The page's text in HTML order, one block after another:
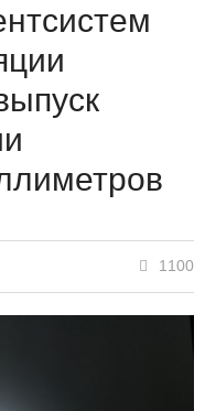
1100